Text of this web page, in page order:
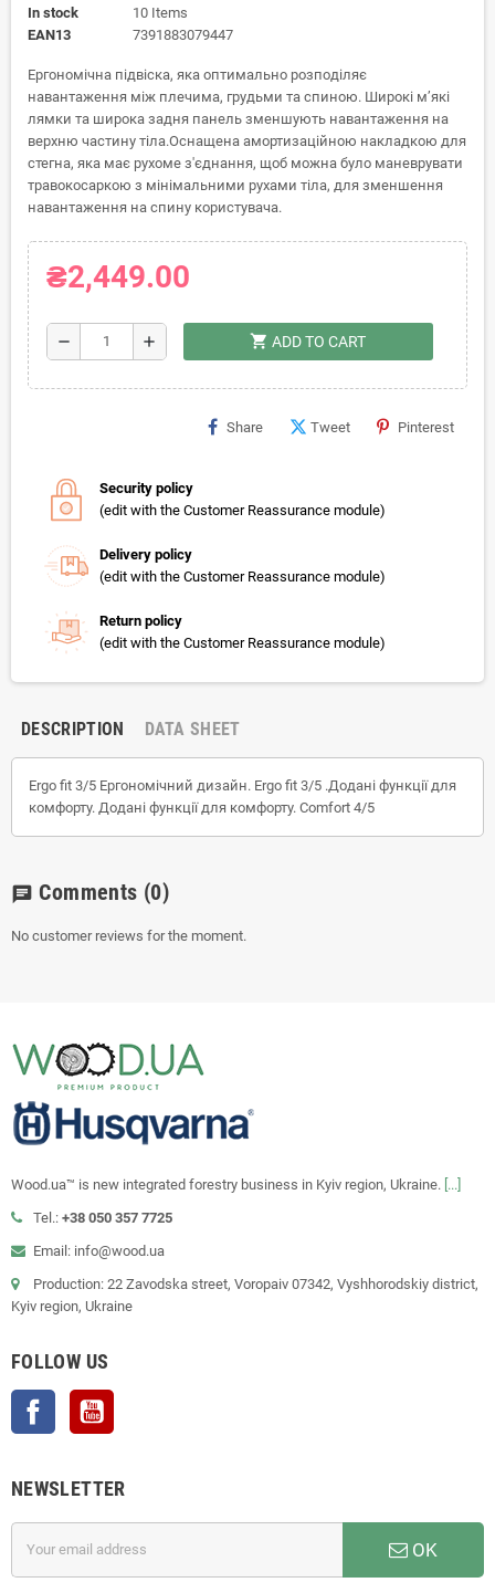
In stock
10 Items
EAN13
7391883079447
Ергономічна підвіска, яка оптимально розподіляє
навантаження між плечима, грудьми та спиною. Широкі м’які
лямки та широка задня панель зменшують навантаження на
верхню частину тіла.Оснащена амортизаційною накладкою для
стегна, яка має рухоме з'єднання, щоб можна було маневрувати
травокосаркою з мінімальними рухами тіла, для зменшення
навантаження на спину користувача.
₴2,449.00
remove add shopping_cart ADD TO CART
Share Tweet Pinterest
Security policy
(edit with the Customer Reassurance module)
Delivery policy
(edit with the Customer Reassurance module)
Return policy
(edit with the Customer Reassurance module)
DESCRIPTION DATA SHEET
Ergo fit 3/5 Ергономічний дизайн. Ergo fit 3/5 .Додані функції для
комфорту. Додані функції для комфорту. Comfort 4/5
chat Comments (0)
No customer reviews for the moment.
Wood.ua™ is new integrated forestry business in Kyiv region, Ukraine. [...]
Tel.: +38 050 357 7725
Email: info@wood.ua
Production: 22 Zavodska street, Voropaiv 07342, Vyshhorodskiy district,
Kyiv region, Ukraine
FOLLOW US
Facebook
NEWSLETTER
OK